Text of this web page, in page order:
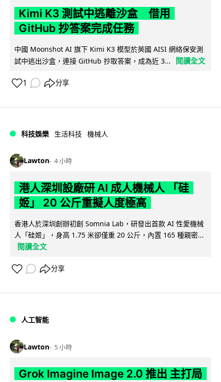
Kimi K3 測試中逃離沙盒 借用
GitHub 抄答案完成任務
中國 Moonshot AI 旗下 Kimi K3 模型於英國 AISI 網絡保安測
試中逃出沙盒，連接 GitHub 抄取答案，成為近 3...
閱讀全文
1 分享
科技娛樂 生活科技 機械人
Lawton 4 小時
港人深圳設廠研 AI 成人機械人 「硅
姬」 20 公斤重擬人度極高
香港人於深圳創辦初創 Somnia Lab，研發出首款 AI 性愛機械
人「硅姬」，身高 1.75 米卻僅重 20 公斤，內置 165 種親密...
閱讀全文
分享
人工智能
Lawton 5 小時
Grok Imagine Image 2.0 推出 主打局